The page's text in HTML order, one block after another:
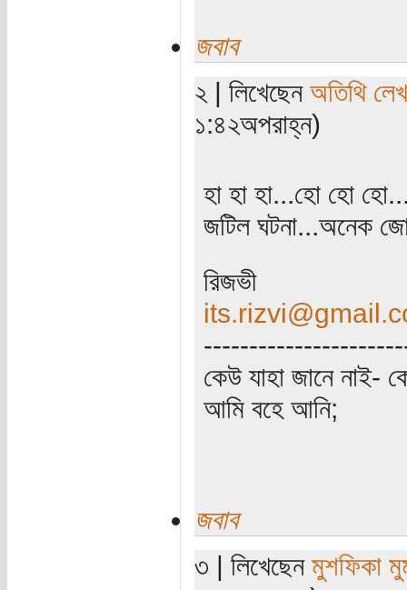
জবাব
২ | লিখেছেন অতিথি
১:৪২অপরাহ্ন)
হা হা হা...হো হো
জটিল ঘটনা...অনেক
রিজভী
কেউ যাহা জানে নাই-
আমি বহে আনি;
জবাব
৩ | লিখেছেন মুশফিকা